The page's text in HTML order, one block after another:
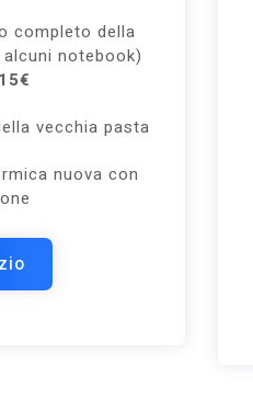
completo della
notebook)
vecchia pasta
nuova con